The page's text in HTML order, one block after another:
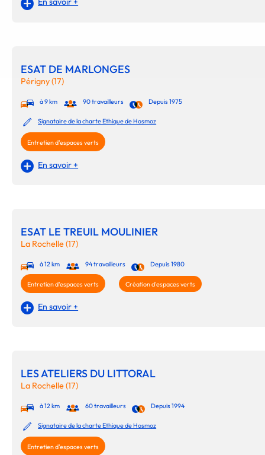
ESAT DE MARLONGES
Périgny (17)
à 9 km 90 travailleurs Depuis 1975
Signataire de la charte Ethique de Hosmoz
Entretien d'espaces verts
En savoir +
ESAT LE TREUIL MOULINIER
La Rochelle (17)
à 12 km 94 travailleurs Depuis 1980
Entretien d'espaces verts Création d'espaces verts
En savoir +
LES ATELIERS DU LITTORAL
La Rochelle (17)
à 12 km 60 travailleurs Depuis 1994
Signataire de la charte Ethique de Hosmoz
Entretien d'espaces verts